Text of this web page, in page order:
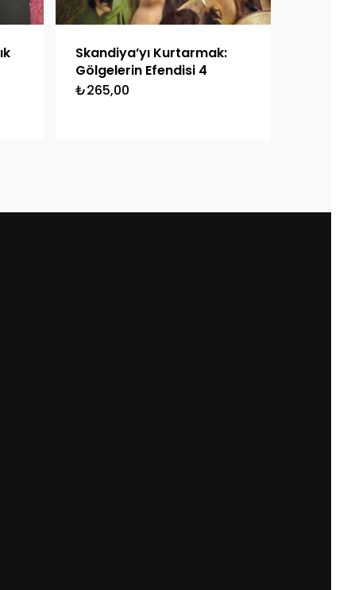
Skandiya’yı Kurtarmak:
Gölgelerin Efendisi 4
₺265,00